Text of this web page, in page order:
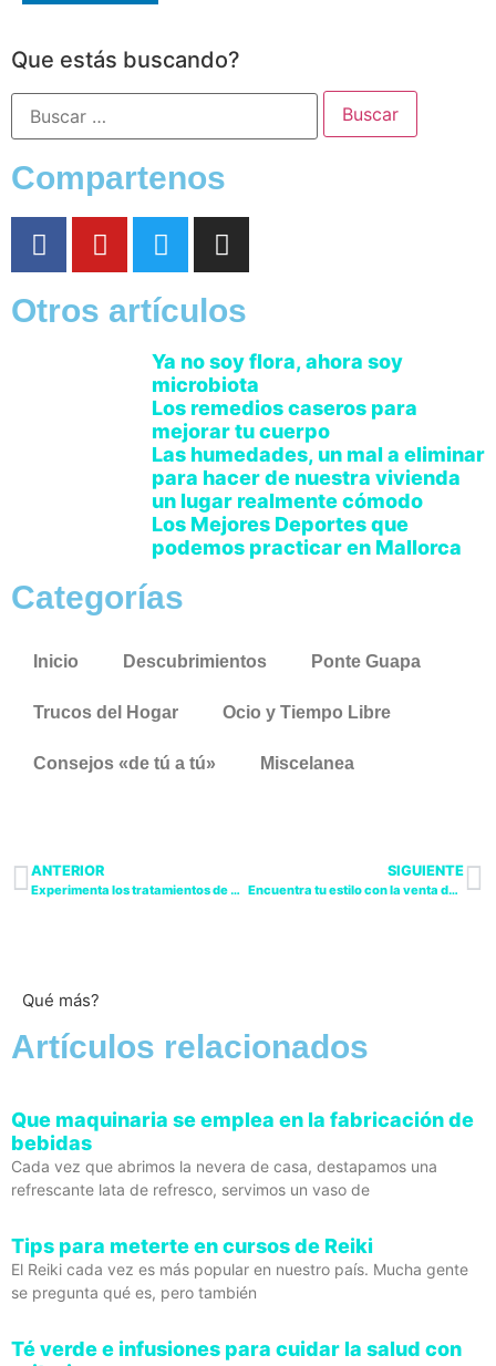
Que estás buscando?
Compartenos
Otros artículos
Ya no soy flora, ahora soy
microbiota
Los remedios caseros para
mejorar tu cuerpo
Las humedades, un mal a eliminar
para hacer de nuestra vivienda
un lugar realmente cómodo
Los Mejores Deportes que
podemos practicar en Mallorca
Categorías
Inicio Descubrimientos Ponte Guapa
Trucos del Hogar Ocio y Tiempo Libre
Consejos «de tú a tú» Miscelanea
ANTERIOR
Experimenta los tratamientos de belleza más relajantes de la historia.
SIGUIENTE
Encuentra tu estilo con la venta de ropa al por mayor
Qué más?
Artículos relacionados
Que maquinaria se emplea en la fabricación de
bebidas
Cada vez que abrimos la nevera de casa, destapamos una
refrescante lata de refresco, servimos un vaso de
Tips para meterte en cursos de Reiki
El Reiki cada vez es más popular en nuestro país. Mucha gente
se pregunta qué es, pero también
Té verde e infusiones para cuidar la salud con